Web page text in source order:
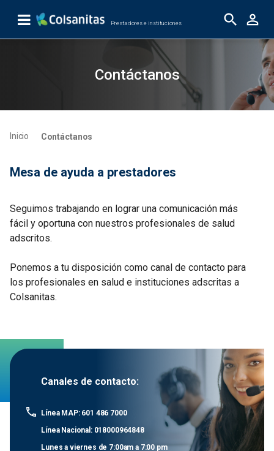
Skip to Main Content
Prestadores e instituciones
Contáctanos
Inicio Contáctanos
Mesa de ayuda a prestadores
Seguimos trabajando en lograr una comunicación más
fácil y oportuna con nuestros profesionales de salud
adscritos.
Ponemos a tu disposición como canal de contacto para
los profesionales en salud e instituciones adscritas a
Colsanitas.
Canales de contacto:
Línea MAP: 601 486 7000
Línea Nacional: 018000964848
Lunes a viernes de 7:00am a 7:00 pm